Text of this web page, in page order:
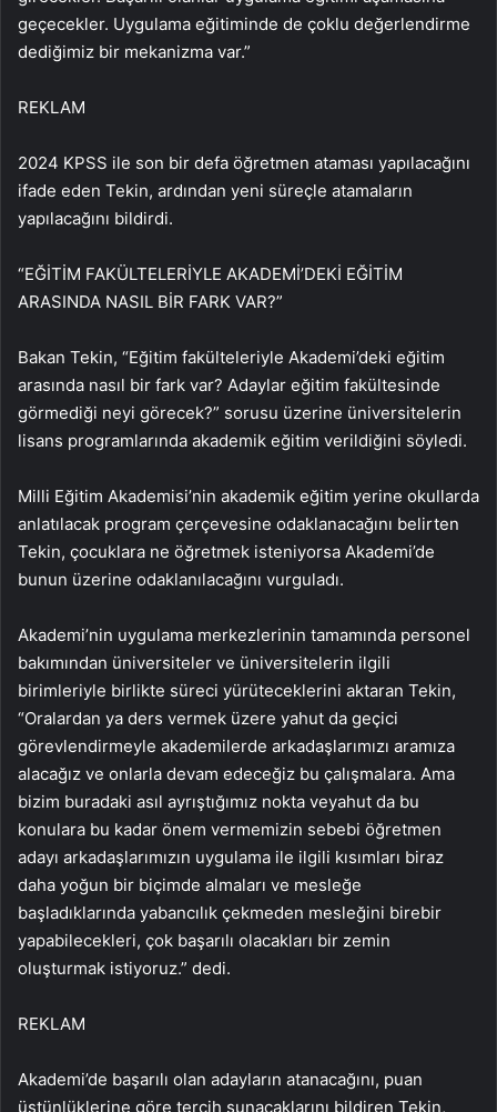
geçecekler. Uygulama eğitiminde de çoklu değerlendirme
dediğimiz bir mekanizma var.”
REKLAM
2024 KPSS ile son bir defa öğretmen ataması yapılacağını
ifade eden Tekin, ardından yeni süreçle atamaların
yapılacağını bildirdi.
“EĞİTİM FAKÜLTELERİYLE AKADEMİ’DEKİ EĞİTİM
ARASINDA NASIL BİR FARK VAR?”
Bakan Tekin, “Eğitim fakülteleriyle Akademi’deki eğitim
arasında nasıl bir fark var? Adaylar eğitim fakültesinde
görmediği neyi görecek?” sorusu üzerine üniversitelerin
lisans programlarında akademik eğitim verildiğini söyledi.
Milli Eğitim Akademisi’nin akademik eğitim yerine okullarda
anlatılacak program çerçevesine odaklanacağını belirten
Tekin, çocuklara ne öğretmek isteniyorsa Akademi’de
bunun üzerine odaklanılacağını vurguladı.
Akademi’nin uygulama merkezlerinin tamamında personel
bakımından üniversiteler ve üniversitelerin ilgili
birimleriyle birlikte süreci yürüteceklerini aktaran Tekin,
“Oralardan ya ders vermek üzere yahut da geçici
görevlendirmeyle akademilerde arkadaşlarımızı aramıza
alacağız ve onlarla devam edeceğiz bu çalışmalara. Ama
bizim buradaki asıl ayrıştığımız nokta veyahut da bu
konulara bu kadar önem vermemizin sebebi öğretmen
adayı arkadaşlarımızın uygulama ile ilgili kısımları biraz
daha yoğun bir biçimde almaları ve mesleğe
başladıklarında yabancılık çekmeden mesleğini birebir
yapabilecekleri, çok başarılı olacakları bir zemin
oluşturmak istiyoruz.” dedi.
REKLAM
Akademi’de başarılı olan adayların atanacağını, puan
üstünlüklerine göre tercih sunacaklarını bildiren Tekin,